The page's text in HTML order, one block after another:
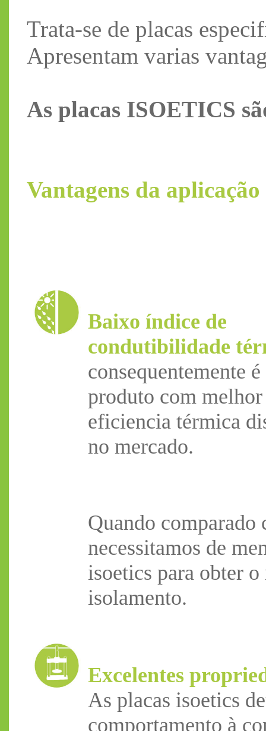
Trata-se de placas
Apresentam varias
As placas ISOETICS
Vantagens da
Baixo índice de
condutibilidade
consequentemente é
produto com melhor
eficiencia térmica
no mercado.
Quando comparado
necessitamos de
isoetics para obter
isolamento.
Excelentes
As placas isoetics
comportamento à